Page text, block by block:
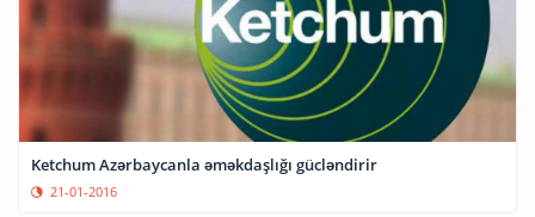
Ketchum Azərbaycanla əməkdaşlığı gücləndirir
21-01-2016